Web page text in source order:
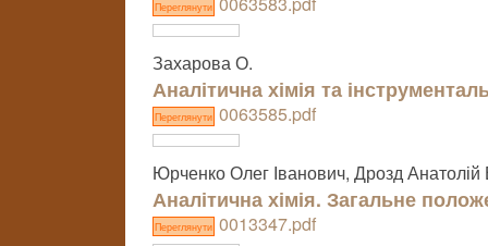
Переглянути
Захарова О.
Аналітична хімія та
Переглянути 0063585.pdf
Юрченко Олег Іванович, Дрозд
Аналітична хімія. Загальне
Переглянути 0013347.pdf